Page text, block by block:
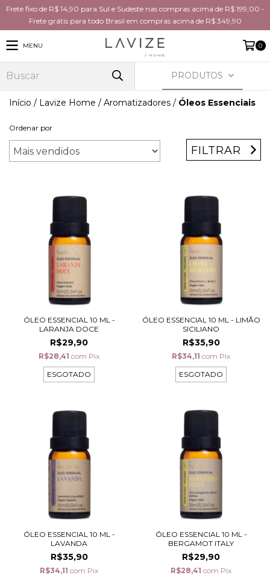
Frete fixo de R$ 14,90 para Sul e Sudeste nas compras acima de R$ 199,00 -
Frete grátis para todo Brasil em compras acima de R$ 349,90
MENU 0
PRODUTOS
Início / Lavize Home / Aromatizadores / Óleos Essenciais
Ordenar por
FILTRAR
ÓLEO ESSENCIAL 10 ML -
LARANJA DOCE
R$29,90
R$28,41 com Pix
ESGOTADO
ÓLEO ESSENCIAL 10 ML - LIMÃO
SICILIANO
R$35,90
R$34,11 com Pix
ESGOTADO
ÓLEO ESSENCIAL 10 ML -
LAVANDA
R$35,90
R$34,11 com Pix
ÓLEO ESSENCIAL 10 ML -
BERGAMOT ITALY
R$29,90
R$28,41 com Pix